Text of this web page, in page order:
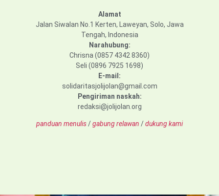
Alamat
Jalan Siwalan No.1 Kerten, Laweyan, Solo, Jawa
Tengah, Indonesia
Narahubung:
Chrisna (0857 4342 8360)
Seli (0896 7925 1698)
E-mail:
solidaritasjolijolan@gmail.com
Pengiriman naskah:
redaksi@jolijolan.org
panduan menulis/gabung relawan /dukung kami